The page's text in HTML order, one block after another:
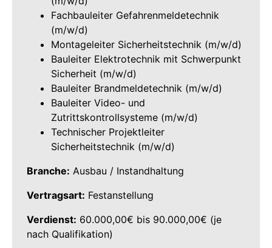
Fachbauleiter Gefahrenmeldetechnik
(m/w/d)
Montageleiter Sicherheitstechnik (m/w/d)
Bauleiter Elektrotechnik mit Schwerpunkt
Sicherheit (m/w/d)
Bauleiter Brandmeldetechnik (m/w/d)
Bauleiter Video- und
Zutrittskontrollsysteme (m/w/d)
Technischer Projektleiter
Sicherheitstechnik (m/w/d)
Branche: Ausbau / Instandhaltung
Vertragsart: Festanstellung
Verdienst: 60.000,00€ bis 90.000,00€ (je
nach Qualifikation)